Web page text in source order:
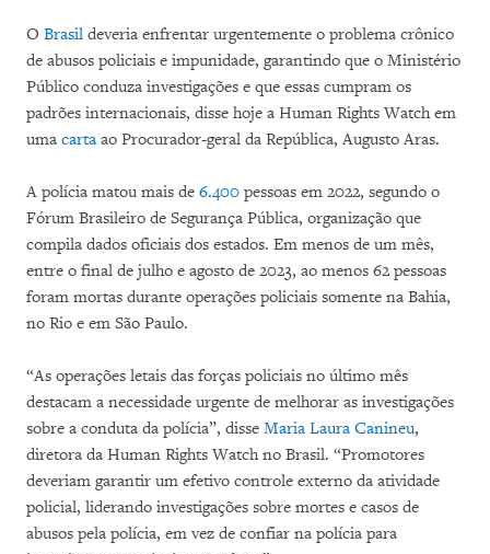
O Brasil deveria enfrentar urgentemente o problema crônico
de abusos policiais e impunidade, garantindo que o Ministério
Público conduza investigações e que essas cumpram os
padrões internacionais, disse hoje a Human Rights Watch em
uma carta ao Procurador-geral da República, Augusto Aras.
A polícia matou mais de 6.400 pessoas em 2022, segundo o
Fórum Brasileiro de Segurança Pública, organização que
compila dados oficiais dos estados. Em menos de um mês,
entre o final de julho e agosto de 2023, ao menos 62 pessoas
foram mortas durante operações policiais somente na Bahia,
no Rio e em São Paulo.
“As operações letais das forças policiais no último mês
destacam a necessidade urgente de melhorar as investigações
sobre a conduta da polícia”, disse Maria Laura Canineu,
diretora da Human Rights Watch no Brasil. “Promotores
deveriam garantir um efetivo controle externo da atividade
policial, liderando investigações sobre mortes e casos de
abusos pela polícia, em vez de confiar na polícia para